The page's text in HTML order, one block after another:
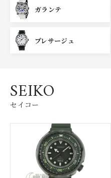
ガランテ
プレサージュ
SEIKO
セイコー